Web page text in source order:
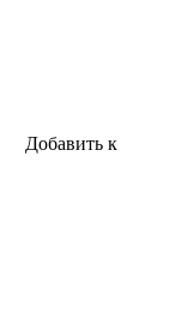
Добавить к